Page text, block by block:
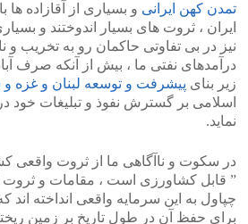
تمدن کهن ایرانی و بسیاری از آقازاده ها
ایران ، ثروت های بسیار اندوختند و
نیز در بی تفاوتی حاکمان رو به تخریب و
درآمدهای نفتی ما ، بیش از آنکه صرف
زیر بنای پیشرفت و توسعه لبنان و غزه و
اسلامی بر گسترش نفوذ و تبلیغات خود
نماید.
در سکوت و ناآگاهی ما از ثروت واقعی
” قابل کشاورزی است ، مقامات و
چپاول به این سرمایه واقعی انداخته
برای حفظ آن در طول تاریخ بر زمین